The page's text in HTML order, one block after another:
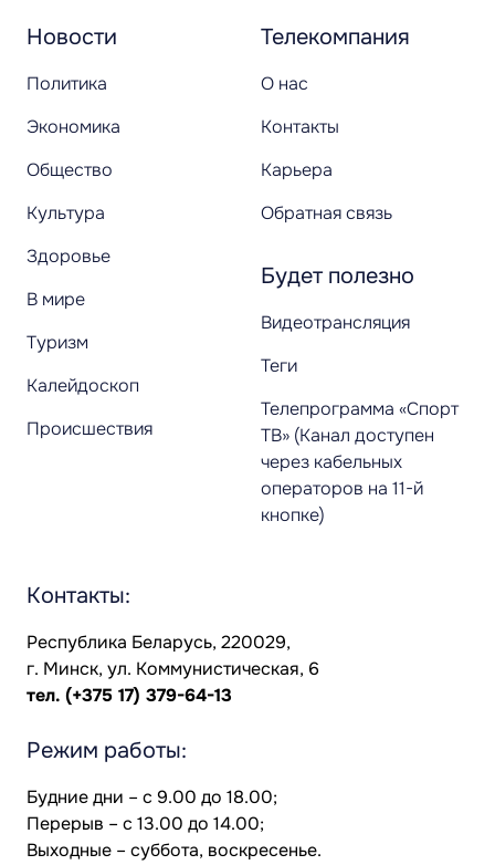
Новости
Политика
Экономика
Общество
Культура
Здоровье
В мире
Туризм
Калейдоскоп
Происшествия
Телекомпания
О нас
Контакты
Карьера
Обратная связь
Будет полезно
Видеотрансляция
Теги
Телепрограмма «Спорт
ТВ» (Канал доступен
через кабельных
операторов на 11-й
кнопке)
Контакты:
Республика Беларусь, 220029,
г. Минск, ул. Коммунистическая, 6
тел. (+375 17) 379-64-13
Режим работы:
Будние дни – с 9.00 до 18.00;
Перерыв – с 13.00 до 14.00;
Выходные – суббота, воскресенье.